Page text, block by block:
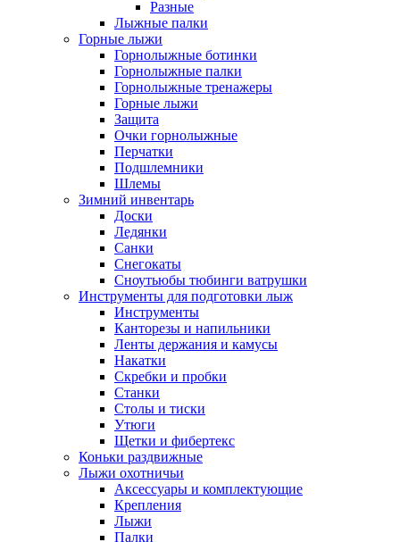
Разные
Лыжные палки
Горные лыжи
Горнoлыжные ботинки
Горнолыжные палки
Горнолыжные тренажеры
Горные лыжи
Защита
Очки горнолыжные
Перчатки
Подшлемники
Шлемы
Зимний инвентарь
Доски
Ледянки
Санки
Снегокаты
Сноутьюбы тюбинги ватрушки
Инструменты для подготовки лыж
Инструменты
Канторезы и напильники
Ленты держания и камусы
Накатки
Скребки и пробки
Станки
Столы и тиски
Утюги
Щетки и фибертекс
Коньки раздвижные
Лыжи охотничьи
Аксессуары и комплектующие
Крепления
Лыжи
Палки